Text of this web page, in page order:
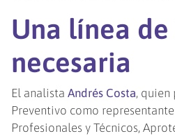
Una línea de
necesaria
El analistaAndrés Costa, quien
Preventivo como
Profesionales y Técnicos,